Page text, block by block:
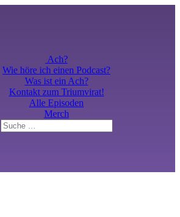
Ach?
Wie höre ich einen Podcast?
Was ist ein Ach?
Kontakt zum Triumvirat!
Alle Episoden
Merch